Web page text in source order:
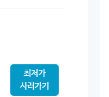
최저가
사러가기